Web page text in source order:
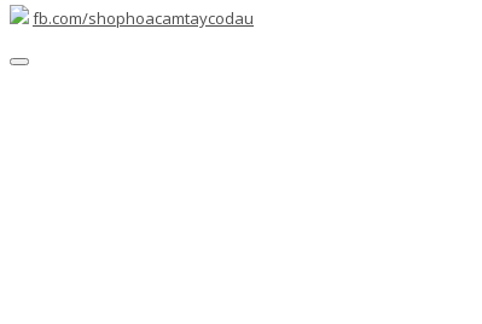
fb.com/shophoacamtaycodau